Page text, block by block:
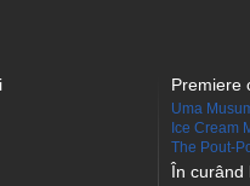
Premiere
Uma
Ice Cream
The Pout-
În curând